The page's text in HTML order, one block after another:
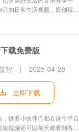
的日常生活视频、原创视
载免费版
智 | 2025-04-28
立即下载
很多小伙伴们都在这个平台
视频还可以每天都看到各种